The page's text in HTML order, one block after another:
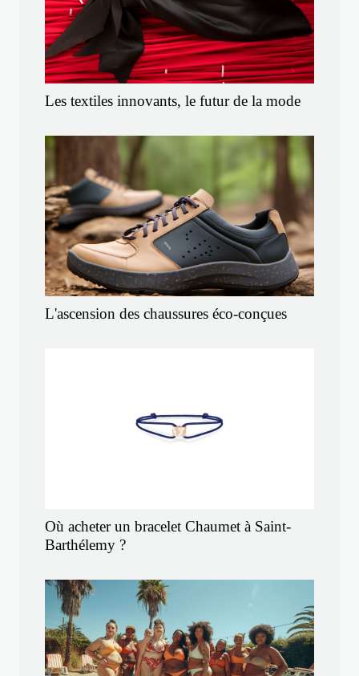
Les textiles innovants, le futur de la mode
L'ascension des chaussures éco-conçues
Où acheter un bracelet Chaumet à Saint-
Barthélemy ?